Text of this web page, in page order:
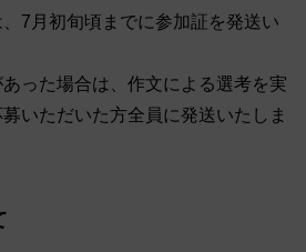
7月初旬頃までに参加証を発送い
った場合は、作文による選考を実
いただいた方全員に発送いたしま